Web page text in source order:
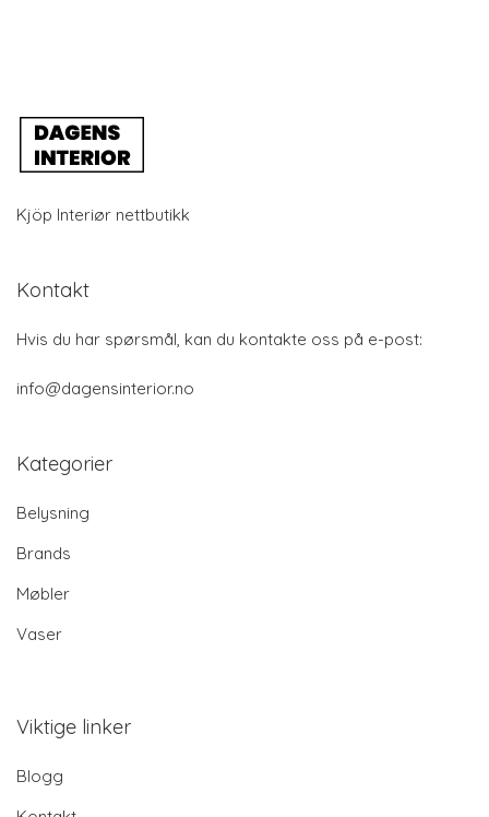
Kjöp Interiør nettbutikk
Kontakt
Hvis du har spørsmål, kan du kontakte oss på e-post:
info@dagensinterior.no
Kategorier
Belysning
Brands
Møbler
Vaser
Viktige linker
Blogg